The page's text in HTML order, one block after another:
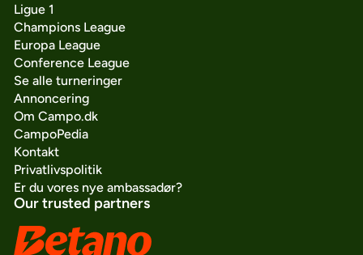
Ligue 1
Champions League
Europa League
Conference League
Se alle turneringer
Annoncering
Om Campo.dk
CampoPedia
Kontakt
Privatlivspolitik
Er du vores nye ambassadør?
Our trusted partners